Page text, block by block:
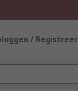
/ Registreer